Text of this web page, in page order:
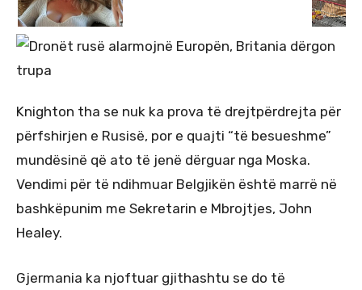
Knighton tha se nuk ka prova të drejtpërdrejta për
përfshirjen e Rusisë, por e quajti “të besueshme”
mundësinë që ato të jenë dërguar nga Moska.
Vendimi për të ndihmuar Belgjikën është marrë në
bashkëpunim me Sekretarin e Mbrojtjes, John
Healey.
Gjermania ka njoftuar gjithashtu se do të